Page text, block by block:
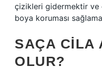
çizikleri gidermektir ve
boya koruması
SAÇA CILA
OLUR?